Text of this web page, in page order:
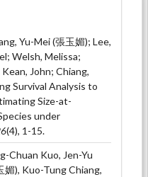
Yu-Mei (張玉媚); Lee,
Welsh, Melissa;
John; Chiang,
Survival Analysis to
Size-at-
under
(4), 1-15.
Chuan Kuo, Jen-Yu
媚), Kuo-Tung Chiang,